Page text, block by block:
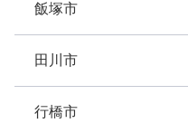
飯塚市
田川市
行橋市